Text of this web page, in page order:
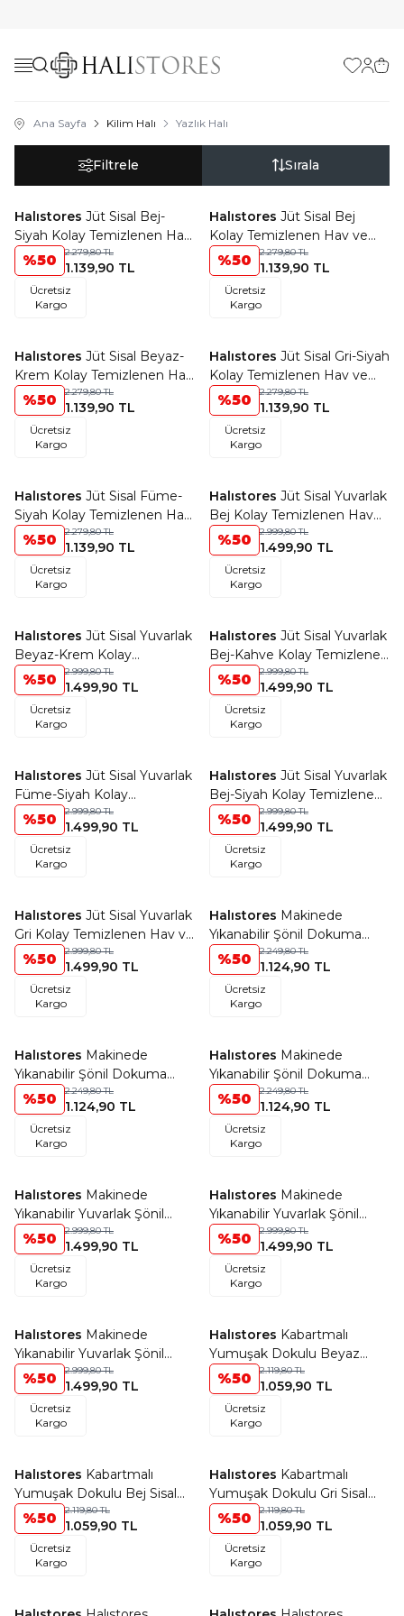
Favorilerim
Ana Sayfa Kilim Halı Yazlık Halı
Filtrele Sırala
Favorilere Ekle
Halıstores Jüt Sisal Bej-
Siyah Kolay Temizlenen Hav
ve Toz Vermeyen İç ve Dış
Mekan Bordürlü Halı 9716
%50 2.279,80TL
1.139,90 TL
Ücretsiz
Kargo
Favorilere Ekle
Halıstores Jüt Sisal Bej
Kolay Temizlenen Hav ve
Toz Vermeyen İç ve Dış
Mekan Bordürlü Halı 9327
%50 2.279,80TL
1.139,90 TL
Ücretsiz
Kargo
Favorilere Ekle
Halıstores Jüt Sisal Beyaz-
Krem Kolay Temizlenen Hav
ve Toz Vermeyen İç ve Dış
Mekan Bordürlü Halı 9427
%50 2.279,80TL
1.139,90 TL
Ücretsiz
Kargo
Favorilere Ekle
Halıstores Jüt Sisal Gri-Siyah
Kolay Temizlenen Hav ve
Toz Vermeyen İç ve Dış
Mekan Bordürlü Halı 9715
%50 2.279,80TL
1.139,90 TL
Ücretsiz
Kargo
Favorilere Ekle
Halıstores Jüt Sisal Füme-
Siyah Kolay Temizlenen Hav
ve Toz Vermeyen İç ve Dış
Mekan Bordürlü Halı 9714
%50 2.279,80TL
1.139,90 TL
Ücretsiz
Kargo
Favorilere Ekle
Halıstores Jüt Sisal Yuvarlak
Bej Kolay Temizlenen Hav
ve Toz Vermeyen İç ve Dış
Mekan Bordürlü Halı 9327
%50 2.999,80TL
1.499,90 TL
Ücretsiz
Kargo
Favorilere Ekle
Halıstores Jüt Sisal Yuvarlak
Beyaz-Krem Kolay
Temizlenen Hav ve Toz
Vermeyen İç ve Dış Mekan
Bordürlü Halı 9427
%50 2.999,80TL
1.499,90 TL
Ücretsiz
Kargo
Favorilere Ekle
Halıstores Jüt Sisal Yuvarlak
Bej-Kahve Kolay Temizlenen
Hav ve Toz Vermeyen İç ve
Dış Mekan Bordürlü Halı
9709
%50 2.999,80TL
1.499,90 TL
Ücretsiz
Kargo
Favorilere Ekle
Halıstores Jüt Sisal Yuvarlak
Füme-Siyah Kolay
Temizlenen Hav ve Toz
Vermeyen İç ve Dış Mekan
Bordürlü Halı 9714
%50 2.999,80TL
1.499,90 TL
Ücretsiz
Kargo
Favorilere Ekle
Halıstores Jüt Sisal Yuvarlak
Bej-Siyah Kolay Temizlenen
Hav ve Toz Vermeyen İç ve
Dış Mekan Bordürlü Halı
9716
%50 2.999,80TL
1.499,90 TL
Ücretsiz
Kargo
Favorilere Ekle
Halıstores Jüt Sisal Yuvarlak
Gri Kolay Temizlenen Hav ve
Toz Vermeyen İç ve Dış
Mekan Bordürlü Halı 9213
%50 2.999,80TL
1.499,90 TL
Ücretsiz
Kargo
Favorilere Ekle
Halıstores Makinede
Yıkanabilir Şönil Dokuma
Kilim Beyaz 8706
%50 2.249,80TL
1.124,90 TL
Ücretsiz
Kargo
Favorilere Ekle
Halıstores Makinede
Yıkanabilir Şönil Dokuma
Kilim Bej 8703
%50 2.249,80TL
1.124,90 TL
Ücretsiz
Kargo
Favorilere Ekle
Halıstores Makinede
Yıkanabilir Şönil Dokuma
Kilim Krem 8701
%50 2.249,80TL
1.124,90 TL
Ücretsiz
Kargo
Favorilere Ekle
Halıstores Makinede
Yıkanabilir Yuvarlak Şönil
Dokuma Kilim Beyaz 8706
%50 2.999,80TL
1.499,90 TL
Ücretsiz
Kargo
Favorilere Ekle
Halıstores Makinede
Yıkanabilir Yuvarlak Şönil
Dokuma Kilim Bej 8703
%50 2.999,80TL
1.499,90 TL
Ücretsiz
Kargo
Favorilere Ekle
Halıstores Makinede
Yıkanabilir Yuvarlak Şönil
Dokuma Kilim Krem 8701
%50 2.999,80TL
1.499,90 TL
Ücretsiz
Kargo
Favorilere Ekle
Halıstores Kabartmalı
Yumuşak Dokulu Beyaz
Sisal Halı NP 6048
%50 2.119,80TL
1.059,90 TL
Ücretsiz
Kargo
Favorilere Ekle
Halıstores Kabartmalı
Yumuşak Dokulu Bej Sisal
Halı NP 6046
%50 2.119,80TL
1.059,90 TL
Ücretsiz
Kargo
Favorilere Ekle
Halıstores Kabartmalı
Yumuşak Dokulu Gri Sisal
Halı NP 6045
%50 2.119,80TL
1.059,90 TL
Ücretsiz
Kargo